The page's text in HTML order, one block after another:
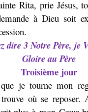
Rita, prie Jésus,
à Dieu soit
dire 3 Notre Père, je
Gloire au Père
Troisième jour
je tourne mon
où se reposer.